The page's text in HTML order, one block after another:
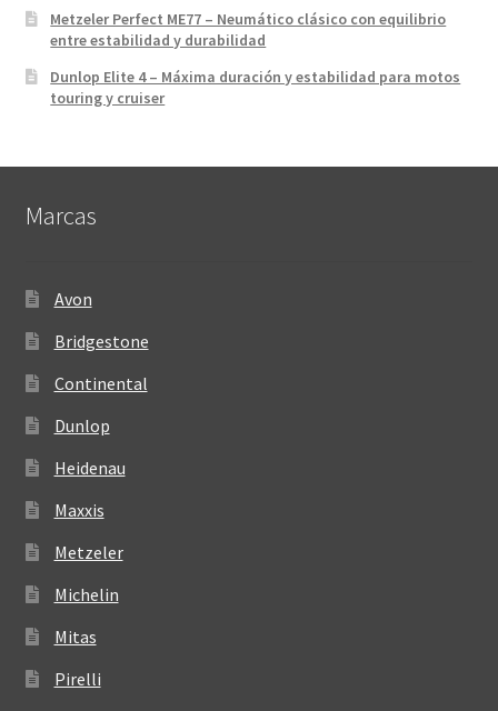
Metzeler Perfect ME77 – Neumático clásico con equilibrio
entre estabilidad y durabilidad
Dunlop Elite 4 – Máxima duración y estabilidad para motos
touring y cruiser
Marcas
Avon
Bridgestone
Continental
Dunlop
Heidenau
Maxxis
Metzeler
Michelin
Mitas
Pirelli